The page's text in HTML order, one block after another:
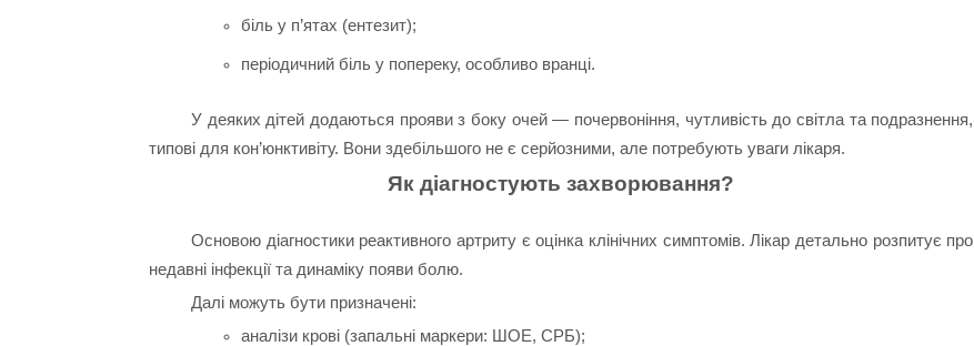
біль у п’ятах (ентезит);
періодичний біль у попереку, особливо вранці.
У деяких дітей додаються прояви з боку очей — почервоніння, чутливість до світла та подразнення,
типові для кон’юнктивіту. Вони здебільшого не є серйозними, але потребують уваги лікаря.
Як діагностують захворювання?
Основою діагностики реактивного артриту є оцінка клінічних симптомів. Лікар детально розпитує про
недавні інфекції та динаміку появи болю.
Далі можуть бути призначені:
аналізи крові (запальні маркери: ШОЕ, СРБ);